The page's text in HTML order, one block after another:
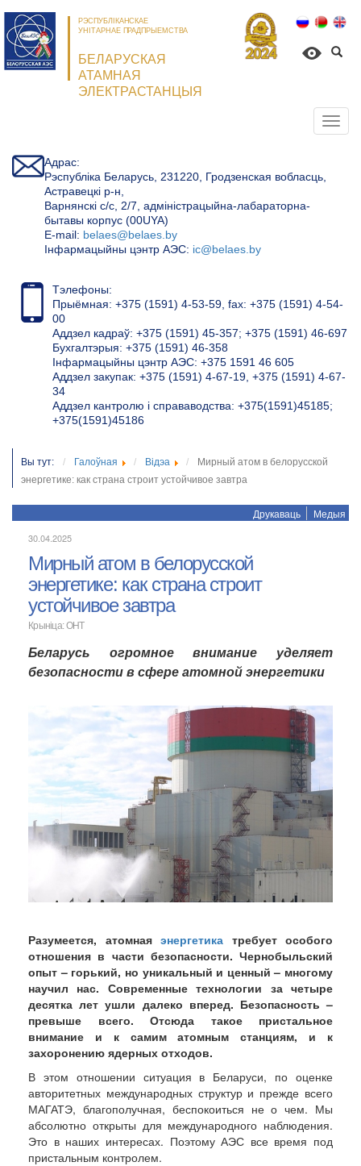
РЭСПУБЛІКАНСКАЕ
УНІТАРНАЕ ПРАДПРЫЕМСТВА
БЕЛАРУСКАЯ
АТАМНАЯ
ЭЛЕКТРАСТАНЦЫЯ
Адрас:
Рэспубліка Беларусь, 231220, Гродзенская вобласць,
Астравецкі р-н,
Варнянскі с/с, 2/7, адміністрацыйна-лабараторна-
бытавы корпус (00UYA)
Е-mail: belaes@belaes.by
Інфармацыйны цэнтр АЭС: ic@belaes.by
Тэлефоны:
Прыёмная: +375 (1591) 4-53-59, fax: +375 (1591) 4-54-
00
Аддзел кадраў: +375 (1591) 45-357; +375 (1591) 46-697
Бухгалтэрыя: +375 (1591) 46-358
Інфармацыйны цэнтр АЭС: +375 1591 46 605
Аддзел закупак: +375 (1591) 4-67-19, +375 (1591) 4-67-
34
Аддзел кантролю і справаводства: +375(1591)45185;
+375(1591)45186
Вы тут: Галоўная Відэа
Мирный атом в белорусской
энергетике: как страна строит устойчивое завтра
Друкаваць Медыя
30.04.2025
Мирный атом в белорусской
энергетике: как страна строит
устойчивое завтра
Крыніца: ОНТ
Беларусь огромное внимание уделяет
безопасности в сфере атомной энергетики
Разумеется, атомная энергетика требует особого
отношения в части безопасности. Чернобыльский
опыт – горький, но уникальный и ценный – многому
научил нас. Современные технологии за четыре
десятка лет ушли далеко вперед. Безопасность –
превыше всего. Отсюда такое пристальное
внимание и к самим атомным станциям, и к
захоронению ядерных отходов.
В этом отношении ситуация в Беларуси, по оценке
авторитетных международных структур и прежде всего
МАГАТЭ, благополучная, беспокоиться не о чем. Мы
абсолютно открыты для международного наблюдения.
Это в наших интересах. Поэтому АЭС все время под
пристальным контролем.